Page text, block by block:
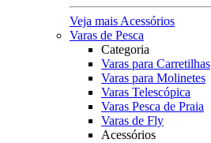
Veja mais Acessórios
Varas de Pesca
Categoria
Varas para Carretilhas
Varas para Molinetes
Varas Telescópica
Varas Pesca de Praia
Varas de Fly
Acessórios